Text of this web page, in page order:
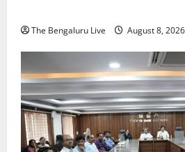
The Bengaluru Live August 8,